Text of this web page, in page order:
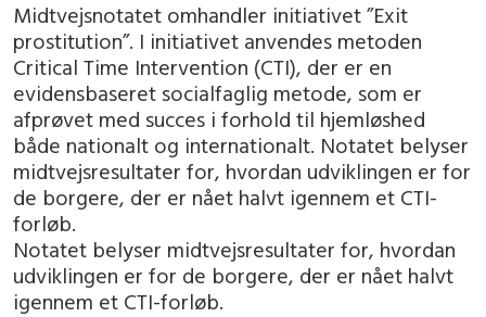
Midtvejsnotatet omhandler initiativet ”Exit
prostitution”. I initiativet anvendes metoden
Critical Time Intervention (CTI), der er en
evidensbaseret socialfaglig metode, som er
afprøvet med succes i forhold til hjemløshed
både nationalt og internationalt. Notatet belyser
midtvejsresultater for, hvordan udviklingen er for
de borgere, der er nået halvt igennem et CTI-
forløb.
Notatet belyser midtvejsresultater for, hvordan
udviklingen er for de borgere, der er nået halvt
igennem et CTI-forløb.